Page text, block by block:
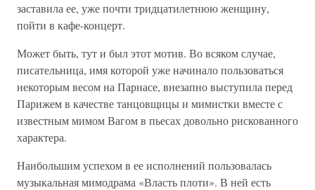
заставила ее, уже почти тридцатилетнюю женщину,
пойти в кафе-концерт.
Может быть, тут и был этот мотив. Во всяком случае,
писательница, имя которой уже начинало пользоваться
некоторым весом на Парнасе, внезапно выступила перед
Парижем в качестве танцовщицы и мимистки вместе с
известным мимом Вагом в пьесах довольно рискованного
характера.
Наибольшим успехом в ее исполнений пользовалась
музыкальная мимодрама «Власть плоти». В ней есть